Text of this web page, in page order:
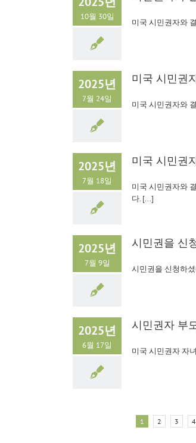
10월 30일
미국 시민권자와
2025년
7월 24일
미국 시민권
미국 시민권자와
2025년
7월 18일
미국 시민권
미국 시민권자와
다. [...]
2025년
7월 9일
시민권을 신
시민권을 신청하
2025년
6월 17일
시민권자 부
미국 시민권자 자
1 2 3 4